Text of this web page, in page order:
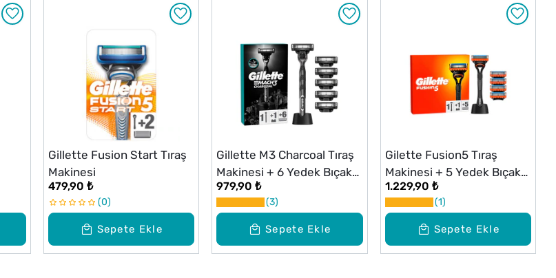
Sepete Ekle
Gillette Fusion Start Tıraş
Makinesi
479,90 ₺
0
Sepete Ekle
Gillette M3 Charcoal Tıraş
Makinesi + 6 Yedek Bıçak
Seti
979,90 ₺
3
Sepete Ekle
Gilette Fusion5 Tıraş
Makinesi + 5 Yedek Bıçak
Seti
1.229,90 ₺
1